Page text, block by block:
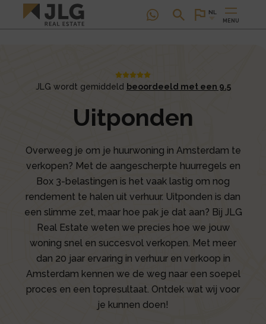
NL
MENU
JLG wordt gemiddeld beoordeeld met een 9.5
Uitponden
Overweeg je om je huurwoning in Amsterdam te
verkopen? Met de aangescherpte huurregels en
Box 3-belastingen is het vaak lastig om nog
rendement te halen uit verhuur. Uitponden is dan
een slimme zet, maar hoe pak je dat aan? Bij JLG
Real Estate weten we precies hoe we jouw
woning snel en succesvol verkopen. Met meer
dan 20 jaar ervaring in verhuur en verkoop in
Amsterdam kennen we de weg naar een soepel
proces en een topresultaat. Ontdek wat wij voor
je kunnen doen!